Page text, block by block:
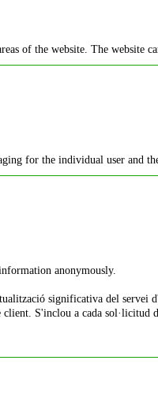
of the website. The website
for the individual user and
anonymously.
significativa del
S'inclou a cada